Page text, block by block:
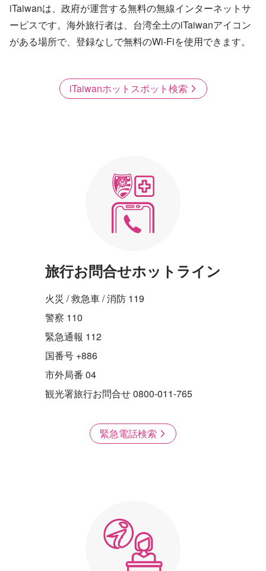
iTaiwanは、政府が運営する無料の無線インターネットサ
ービスです。海外旅行者は、台湾全土のiTaiwanアイコン
がある場所で、登録なしで無料のWi-Fiを使用できます。
iTaiwanホットスポット検索
旅行お問合せホットライン
火災 / 救急車 / 消防 119
警察 110
緊急通報 112
国番号 +886
市外局番 04
観光署旅行お問合せ 0800-011-765
緊急電話検索